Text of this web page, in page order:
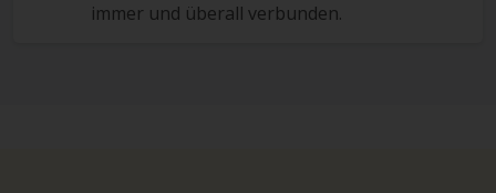
immer und überall verbunden.